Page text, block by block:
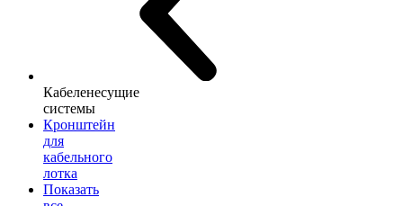
Кабеленесущие
системы
Кронштейн
для
кабельного
лотка
Показать